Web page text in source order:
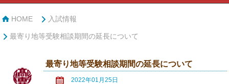
HOME 入試情報
最寄り地等受験相談期間の延長について
最寄り地等受験相談期間の延長について
2022年01月25日